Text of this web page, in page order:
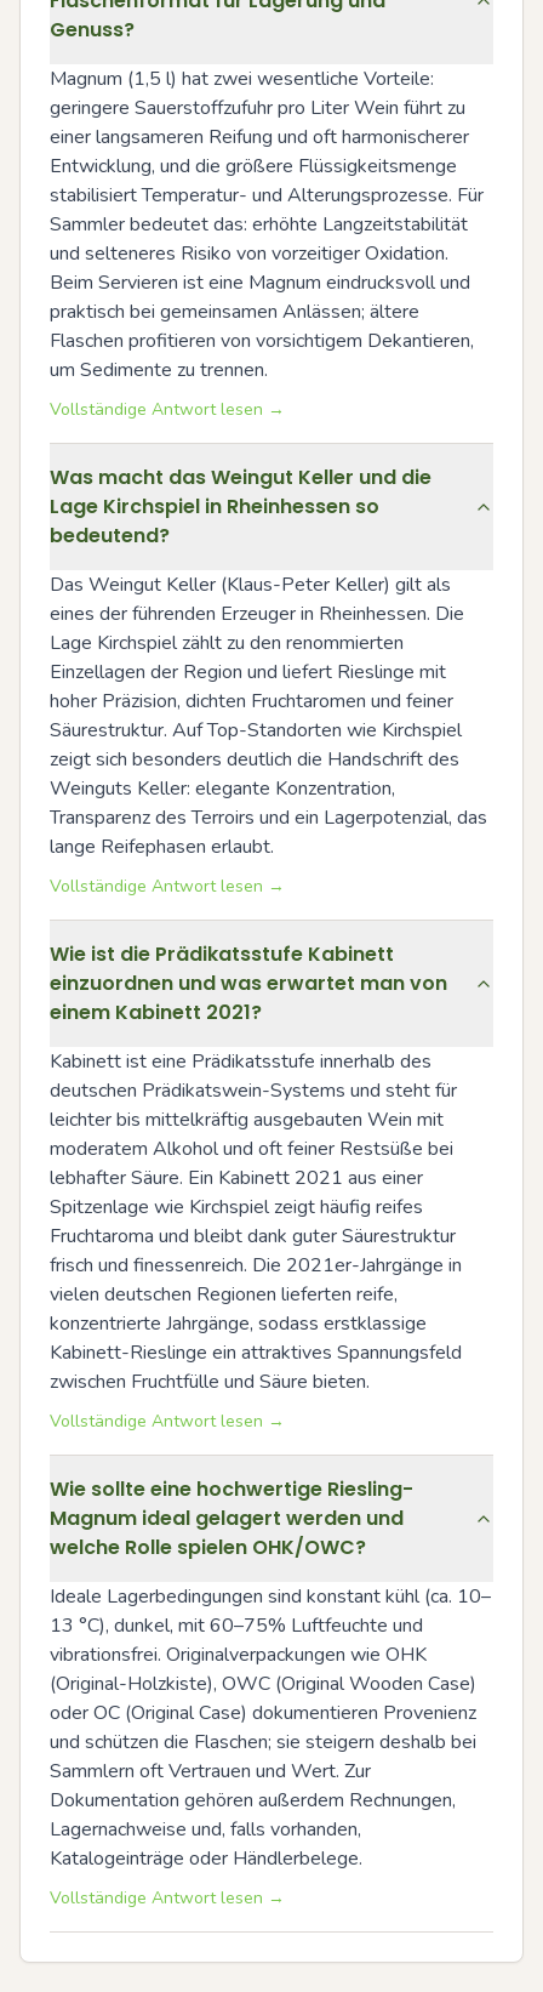
Genuss?
Magnum (1,5 l) hat zwei wesentliche Vorteile:
geringere Sauerstoffzufuhr pro Liter Wein führt zu
einer langsameren Reifung und oft harmonischerer
Entwicklung, und die größere Flüssigkeitsmenge
stabilisiert Temperatur- und Alterungsprozesse. Für
Sammler bedeutet das: erhöhte Langzeitstabilität
und selteneres Risiko von vorzeitiger Oxidation.
Beim Servieren ist eine Magnum eindrucksvoll und
praktisch bei gemeinsamen Anlässen; ältere
Flaschen profitieren von vorsichtigem Dekantieren,
um Sedimente zu trennen.
Vollständige Antwort lesen →
Was macht das Weingut Keller und die
Lage Kirchspiel in Rheinhessen so
bedeutend?
Das Weingut Keller (Klaus-Peter Keller) gilt als
eines der führenden Erzeuger in Rheinhessen. Die
Lage Kirchspiel zählt zu den renommierten
Einzellagen der Region und liefert Rieslinge mit
hoher Präzision, dichten Fruchtaromen und feiner
Säurestruktur. Auf Top-Standorten wie Kirchspiel
zeigt sich besonders deutlich die Handschrift des
Weinguts Keller: elegante Konzentration,
Transparenz des Terroirs und ein Lagerpotenzial, das
lange Reifephasen erlaubt.
Vollständige Antwort lesen →
Wie ist die Prädikatsstufe Kabinett
einzuordnen und was erwartet man von
einem Kabinett 2021?
Kabinett ist eine Prädikatsstufe innerhalb des
deutschen Prädikatswein-Systems und steht für
leichter bis mittelkräftig ausgebauten Wein mit
moderatem Alkohol und oft feiner Restsüße bei
lebhafter Säure. Ein Kabinett 2021 aus einer
Spitzenlage wie Kirchspiel zeigt häufig reifes
Fruchtaroma und bleibt dank guter Säurestruktur
frisch und finessenreich. Die 2021er-Jahrgänge in
vielen deutschen Regionen lieferten reife,
konzentrierte Jahrgänge, sodass erstklassige
Kabinett-Rieslinge ein attraktives Spannungsfeld
zwischen Fruchtfülle und Säure bieten.
Vollständige Antwort lesen →
Wie sollte eine hochwertige Riesling-
Magnum ideal gelagert werden und
welche Rolle spielen OHK/OWC?
Ideale Lagerbedingungen sind konstant kühl (ca. 10–
13 °C), dunkel, mit 60–75% Luftfeuchte und
vibrationsfrei. Originalverpackungen wie OHK
(Original-Holzkiste), OWC (Original Wooden Case)
oder OC (Original Case) dokumentieren Provenienz
und schützen die Flaschen; sie steigern deshalb bei
Sammlern oft Vertrauen und Wert. Zur
Dokumentation gehören außerdem Rechnungen,
Lagernachweise und, falls vorhanden,
Katalogeinträge oder Händlerbelege.
Vollständige Antwort lesen →